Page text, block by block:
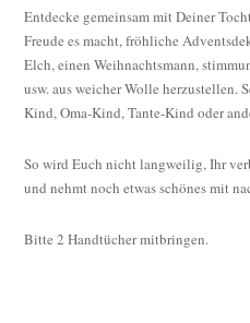
Entdecke gemeinsam mit Deiner
Freude es macht, fröhliche
Elch, einen Weihnachtsmann,
usw. aus weicher Wolle herzustellen.
Kind, Oma-Kind, Tante-Kind oder
So wird Euch nicht langweilig, Ihr
und nehmt noch etwas schönes mit
Bitte 2 Handtücher mitbringen.